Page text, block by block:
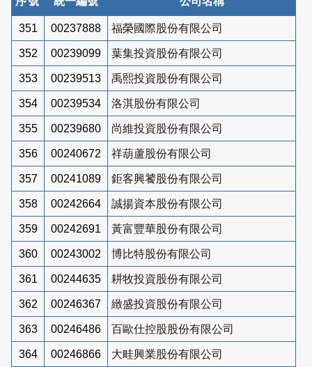
351 00237888 福榮國際股份有限公司
352 00239099 葉集投資股份有限公司
353 00239513 禹熙投資股份有限公司
354 00239534 洛淇股份有限公司
355 00239680 尚維投資股份有限公司
356 00240672 祥葫蘆股份有限公司
357 00241089 鉅客興饕股份有限公司
358 00242664 誠揚資本股份有限公司
359 00242691 黃富豐華股份有限公司
360 00243002 博比特股份有限公司
361 00244635 耕牧投資股份有限公司
362 00246367 緻盛投資股份有限公司
363 00246486 百歐仕控股股份有限公司
364 00246866 大畦興業股份有限公司